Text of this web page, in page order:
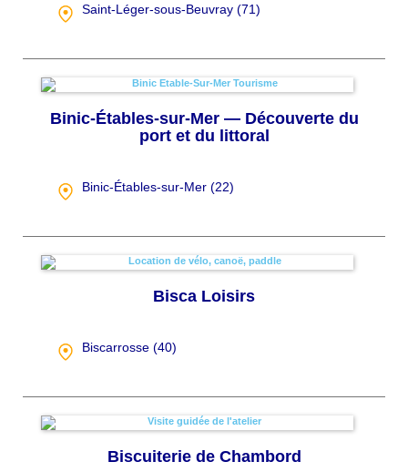
Saint-Léger-sous-Beuvray (71)
Binic-Étables-sur-Mer — Découverte du
port et du littoral
Binic-Étables-sur-Mer (22)
Bisca Loisirs
Biscarrosse (40)
Biscuiterie de Chambord